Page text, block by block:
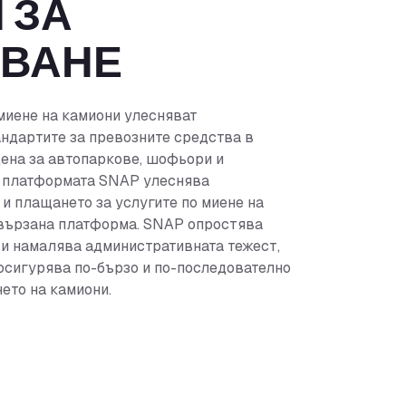
ЗА
на камиони улесняват
за превозните средства в
за автопаркове, шофьори и
SNAP улеснява
плащането за услугите по миене на
платформа. SNAP опростява
намалява административната тежест,
по-бързо и по-последователно
на камиони.